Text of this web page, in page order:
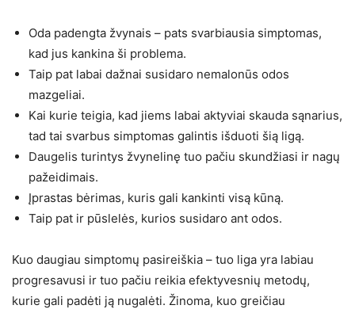
Oda padengta žvynais – pats svarbiausia simptomas,
kad jus kankina ši problema.
Taip pat labai dažnai susidaro nemalonūs odos
mazgeliai.
Kai kurie teigia, kad jiems labai aktyviai skauda sąnarius,
tad tai svarbus simptomas galintis išduoti šią ligą.
Daugelis turintys žvynelinę tuo pačiu skundžiasi ir nagų
pažeidimais.
Įprastas bėrimas, kuris gali kankinti visą kūną.
Taip pat ir pūslelės, kurios susidaro ant odos.
Kuo daugiau simptomų pasireiškia – tuo liga yra labiau
progresavusi ir tuo pačiu reikia efektyvesnių metodų,
kurie gali padėti ją nugalėti. Žinoma, kuo greičiau